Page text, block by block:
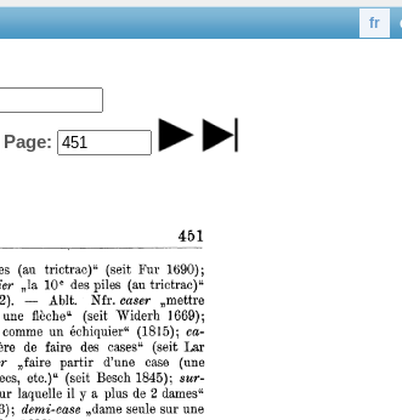
fr
Page: